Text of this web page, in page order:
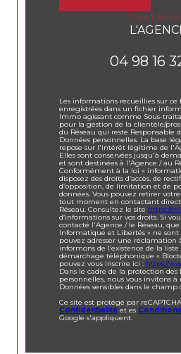
04 98 16
Les informations recueillies sur
enregistrées dans un fichier
Immo agissant comme Sous-
pour la gestion de la clientèle/
du Réseau qui reste Responsable
Données personnelles. La base
repose sur l'intérêt légitime de
Elles sont conservées jusqu'à
et sont destinées à l'Agence / au
Conformément à la loi «
disposez des droits d’accès, de
d’opposition, de limitation et de
données. Vous pouvez retirer
tout moment en contactant
Réseau. Consultez le site https://
d’informations sur vos droits. Si
contacté l'Agence / le Réseau, que
Informatique et Libertés » ne sont
pouvez adresser une réclamation
informons de l’existence de la
démarchage téléphonique «
pouvez vous inscrire ici : https://
Dans le cadre de la protection des
personnelles, nous vous invitons à
Données sensibles dans le champ
Ce site est protégé par
Confidentialité et es
Google s'appliquent.